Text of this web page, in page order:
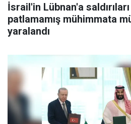
İsrail'in Lübnan'a
patlamamış mühimmata
yaralandı